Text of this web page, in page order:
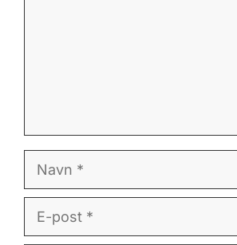
Navn
E-
post